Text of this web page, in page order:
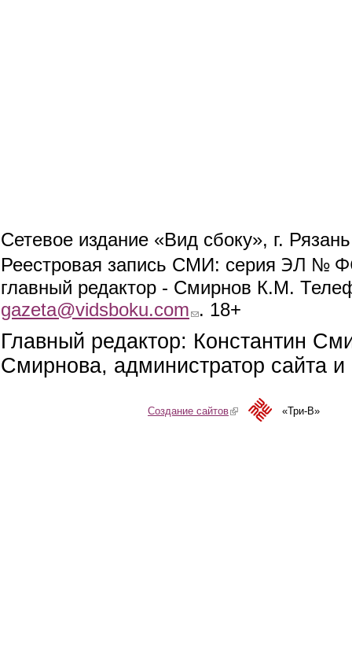
Сетевое издание «Вид сбоку», г.
Реестровая запись СМИ: серия ЭЛ №
главный редактор - Смирнов К.М.
gazeta@vidsboku.com (link sends e-mail)
. 18+
Главный редактор: Константин
Смирнова, администратор сайта
Создание сайтов(link is external)«Три-В»